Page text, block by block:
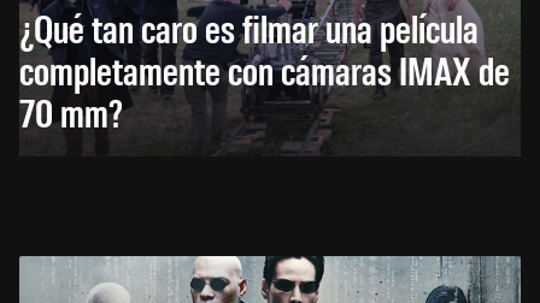
¿Qué tan caro es filmar una película
completamente con cámaras IMAX de
70 mm?